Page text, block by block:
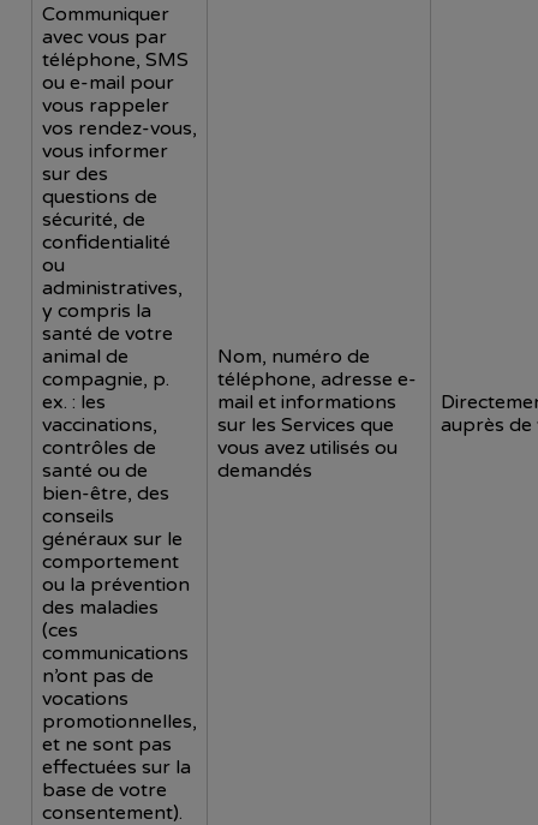
Communiquer
avec vous par
téléphone, SMS
ou e-mail pour
vous rappeler
vos rendez-vous,
vous informer
sur des
questions de
sécurité, de
confidentialité
ou
administratives,
y compris la
santé de votre
animal de
compagnie, p.
ex. : les
vaccinations,
contrôles de
santé ou de
bien-être, des
conseils
généraux sur le
comportement
ou la prévention
des maladies
(ces
communications
n’ont pas de
vocations
promotionnelles,
et ne sont pas
effectuées sur la
base de votre
consentement).
Nom, numéro de
téléphone, adresse e-
mail et informations
sur les Services que
vous avez utilisés ou
demandés
auprès de